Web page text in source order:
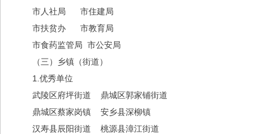
市人社局 市住建局
市扶贫办 市教育局
市食药监管局 市公安局
（三）乡镇（街道）
1.优秀单位
武陵区府坪街道 鼎城区郭家铺街道
鼎城区蔡家岗镇 安乡县深柳镇
汉寿县辰阳街道 桃源县漳江街道